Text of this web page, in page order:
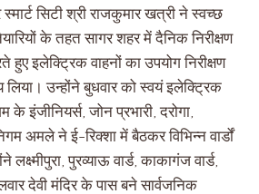
सिटी श्री राजकुमार खत्री ने स्वच्छ
के तहत सागर शहर में दैनिक निरीक्षण
हुए इलेक्ट्रिक वाहनों का उपयोग निरीक्षण
लिया। उन्होंने बुधवार को स्वयं इलेक्ट्रिक
इंजीनियर्स, जोन प्रभारी, दरोगा,
अमले ने ई-रिक्शा में बैठकर विभिन्न वार्डों
लक्ष्मीपुरा, पुरव्याऊ वार्ड, काकागंज वार्ड,
देवी मंदिर के पास बने सार्वजनिक